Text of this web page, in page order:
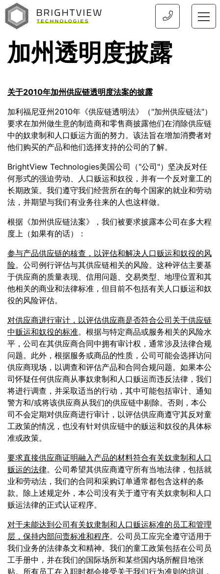
加州透明度披露
关于2010年加州供应链透明度法案的披露
加利福尼亚州2010年《供应链透明法》（"加州供应链法"）
要求在加州做生意的制造商和零售商披露他们在消除供应链
中的奴隶制和人口贩运方面的努力。该法旨在增加消费者对
他们购买的产品和他们选择支持的公司的了解。
BrightView Technologies美国公司（"公司"）坚决反对任
何形式的强迫劳动、人口贩运和奴役，并有一个反对童工的
长期政策。我们遵守我们经营所在的每个国家的就业和劳动
法，并期望与我们有业务往来的人也这样做。
根据《加州供应链法案》，我们被要求披露本公司在多大程
度上（如果有的话）：
参与产品供应链的核查，以评估和解决人口贩运和奴役的风
险。公司例行评估与其供应链相关的风险。这种评估主要基
于供应商的质量表现、信用问题、交易类型、地理位置和其
他相关的商业和法律标准，但目前不包括有关人口贩运和奴
役的风险评估。
对供应商进行审计，以评估供应商是否符合公司关于供应链
中贩运和奴役的标准。根据与特定商品或服务相关的风险水
平，公司在其供应商合同中拥有审计权，通常涉及法律合规
问题。此外，根据服务或商品的性质，公司可能会选择访问
供应商现场，以调查和评估产品和合同合规问题。如果本公
司怀疑任何供应商从事奴隶制和人口贩运而违反法律，我们
将进行调查，并采取适当的行动，其中可能包括审计、通知
警方和/或将该供应商从我们的供应链中剔除。否则，本公
司不会定期对供应商进行审计，以评估供应商遵守其反对童
工政策的情况，也没有针对供应链中的贩运和奴役的具体标
准或政策。
要求直接供应商证明融入产品的材料符合有关奴隶制和人口
贩运的法律。公司希望其供应商遵守所有当地法律，包括就
业和劳动法，我们的合同和采购订单通常都包含这样的条
款。除上述规定外，本公司没有关于遵守有关奴隶制和人口
贩运法律的正式认证程序。
对于未能达到公司有关奴隶制和人口贩运标准的员工和管理
层，保持内部问责标准和程序。公司员工应完全遵守适用于
我们业务的法律条文和精神。我们的童工政策包括在公司员
工手册中，并在我们的国际场所和某些国内场所醒目地张
贴。所有员工在入职时都会接受关于我们行为准则的培训，